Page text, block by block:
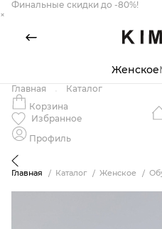
Финальные скидки до -80%!
×
Женское
Главная
Каталог
Корзина
Избранное
Профиль
Главная Каталог Женское